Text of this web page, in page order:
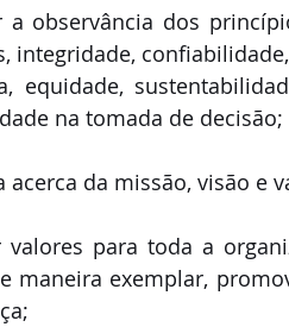
a observância dos
integridade,
equidade,
na tomada de decisão;
acerca da missão, visão e
valores para toda a
maneira exemplar,